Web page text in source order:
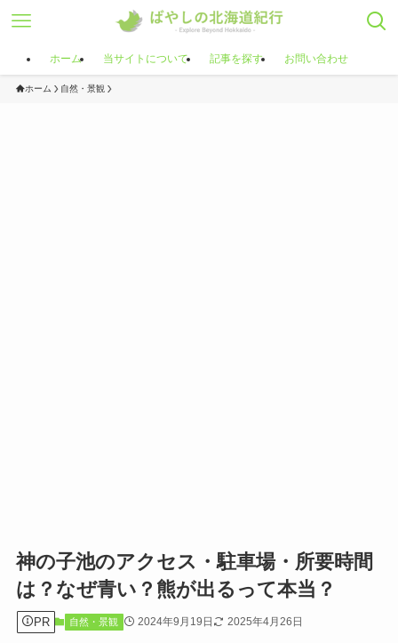
ホーム 当サイトについて 記事を探す お問い合わせ
ホーム 自然・景観
神の子池のアクセス・駐車場・所要時間
は？なぜ青い？熊が出るって本当？
PR 自然・景観 2024年9月19日 2025年4月26日